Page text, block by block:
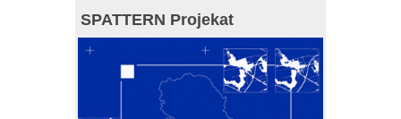
SPATTERN Projekat